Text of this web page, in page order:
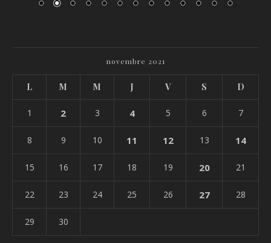
novembre 2021
L M M J V S D
1 2 3 4 5 6 7
8 9 10 11 12 13 14
15 16 17 18 19 20 21
22 23 24 25 26 27 28
29 30